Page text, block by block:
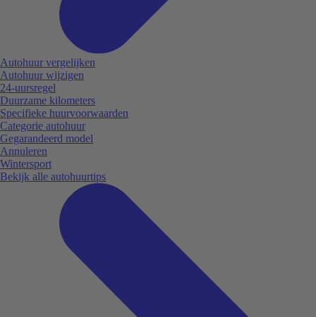
Autohuur vergelijken
Autohuur wijzigen
24-uursregel
Duurzame kilometers
Specifieke huurvoorwaarden
Categorie autohuur
Gegarandeerd model
Annuleren
Wintersport
Bekijk alle autohuurtips